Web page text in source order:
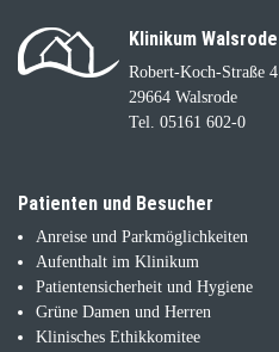
Klinikum Walsrode
Robert-Koch-Straße 4
29664 Walsrode
Tel. 05161 602-0
Patienten und Besucher
Anreise und Parkmöglichkeiten
Aufenthalt im Klinikum
Patientensicherheit und Hygiene
Grüne Damen und Herren
Klinisches Ethikkomitee